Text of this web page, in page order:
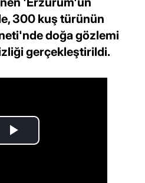
300 kuş türünün
doğa gözlemi
gerçekleştirildi.